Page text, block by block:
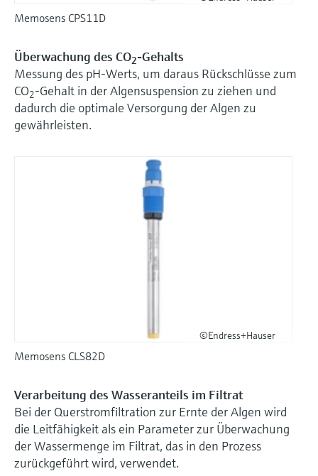
Memosens CPS11D
Überwachung des CO2-Gehalts
Messung des pH-Werts, um daraus Rückschlüsse zum
CO2-Gehalt in der Algensuspension zu ziehen und
dadurch die optimale Versorgung der Algen zu
gewährleisten.
©Endress+Hauser
Memosens CLS82D
Verarbeitung des Wasseranteils im Filtrat
Bei der Querstromfiltration zur Ernte der Algen wird
die Leitfähigkeit als ein Parameter zur Überwachung
der Wassermenge im Filtrat, das in den Prozess
zurückgeführt wird, verwendet.